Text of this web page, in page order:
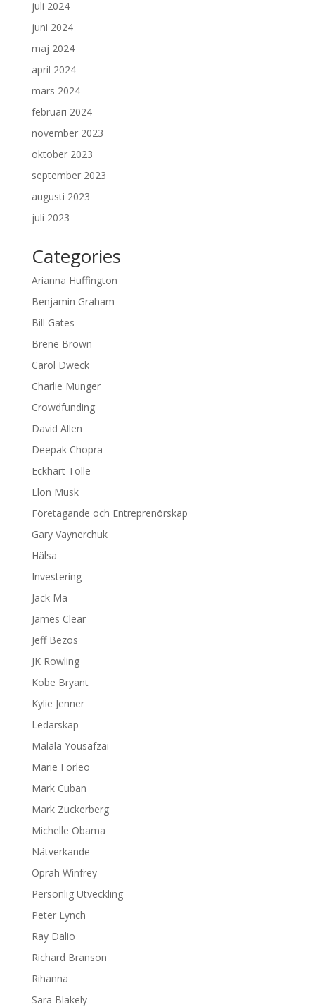
juli 2024
juni 2024
maj 2024
april 2024
mars 2024
februari 2024
november 2023
oktober 2023
september 2023
augusti 2023
juli 2023
Categories
Arianna Huffington
Benjamin Graham
Bill Gates
Brene Brown
Carol Dweck
Charlie Munger
Crowdfunding
David Allen
Deepak Chopra
Eckhart Tolle
Elon Musk
Företagande och Entreprenörskap
Gary Vaynerchuk
Hälsa
Investering
Jack Ma
James Clear
Jeff Bezos
JK Rowling
Kobe Bryant
Kylie Jenner
Ledarskap
Malala Yousafzai
Marie Forleo
Mark Cuban
Mark Zuckerberg
Michelle Obama
Nätverkande
Oprah Winfrey
Personlig Utveckling
Peter Lynch
Ray Dalio
Richard Branson
Rihanna
Sara Blakely